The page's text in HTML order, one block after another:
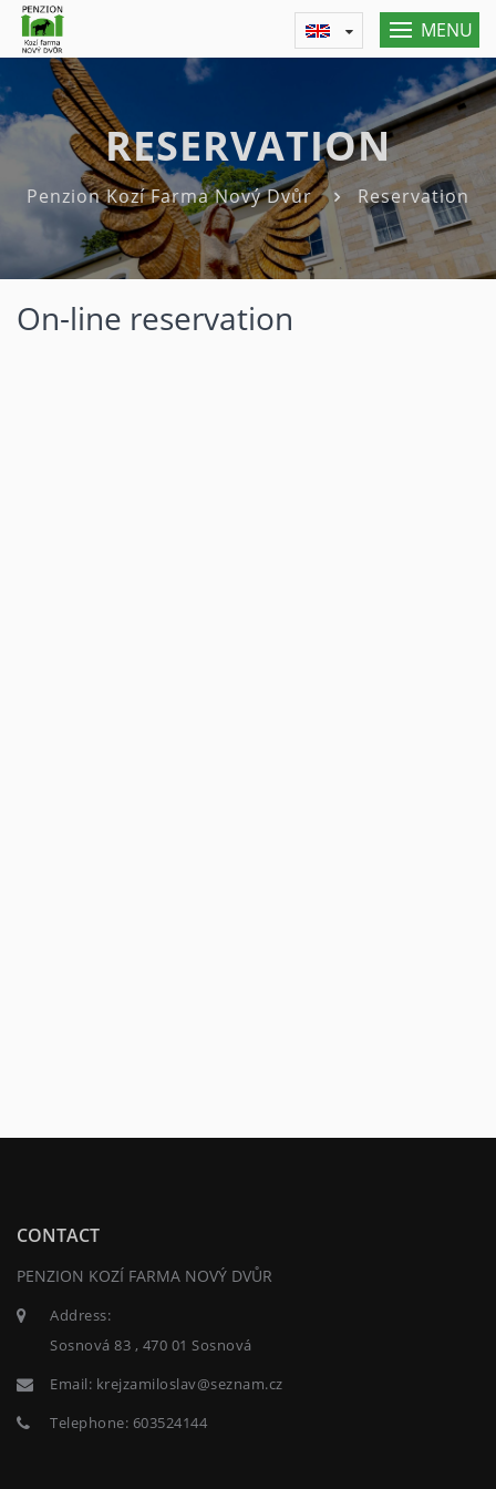
MENU
RESERVATION
Penzion Kozí Farma Nový Dvůr Reservation
On-line reservation
CONTACT
PENZION KOZÍ FARMA NOVÝ DVŮR
Address:
Sosnová 83 , 470 01 Sosnová
Email: krejzamiloslav@seznam.cz
Telephone: 603524144